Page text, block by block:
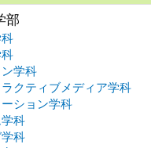
部
学科
クティブメディア学科
ション学科
科
科